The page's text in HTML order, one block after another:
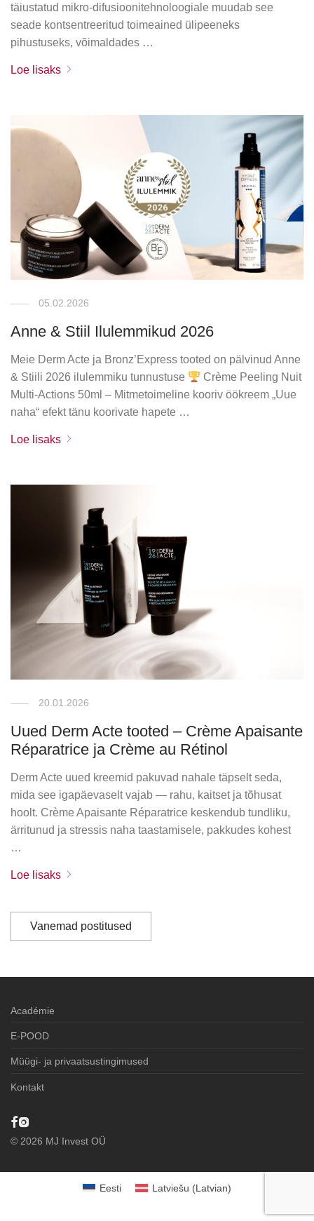
täiustatud mikro-difusioonitehnoloogiale muudab see
seade kontsentreeritud toimeained ülipeeneks
pihustuseks, võimaldades …
Loe lisaks
05.02.2026
Anne & Stiil Ilulemmikud 2026
Meie Derm Acte ja Bronz’Express tooted on pälvinud Anne
& Stiili 2026 ilulemmiku tunnustuse
Crème Peeling Nuit
Multi-Actions 50ml – Mitmetoimeline kooriv öökreem „Uue
naha“ efekt tänu koorivate hapete …
Loe lisaks
20.01.2026
Uued Derm Acte tooted – Crème Apaisante
Réparatrice ja Crème au Rétinol
Derm Acte uued kreemid pakuvad nahale täpselt seda,
mida see igapäevaselt vajab — rahu, kaitset ja tõhusat
hoolt. Crème Apaisante Réparatrice keskendub tundliku,
ärritunud ja stressis naha taastamisele, pakkudes kohest
…
Loe lisaks
Vanemad postitused
Académie
E-POOD
Müügi- ja privaatsustingimused
Kontakt
© 2026 MJ Invest OÜ
Eesti Latviešu (Latvian)